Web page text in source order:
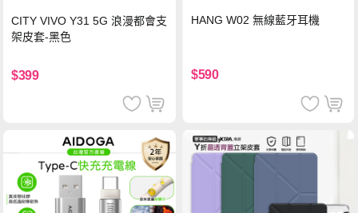
CITY VIVO Y31 5G 浪漫都會支
架皮套-黑色
$399
HANG W02 無線藍牙耳機
$590